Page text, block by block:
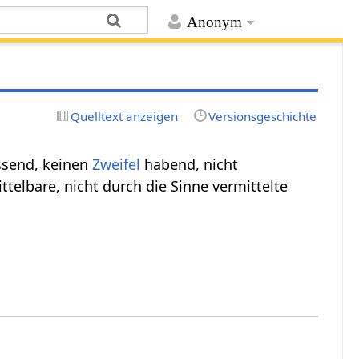
Anonym
Quelltext anzeigen Versionsgeschichte
keinenZweifel habend, nicht
nicht durch die Sinne vermittelte